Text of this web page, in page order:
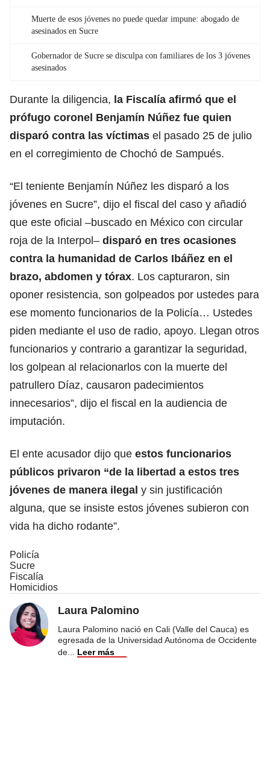
Muerte de esos jóvenes no puede quedar impune: abogado de
asesinados en Sucre
Gobernador de Sucre se disculpa con familiares de los 3 jóvenes
asesinados
Durante la diligencia, la Fiscalía afirmó que el
prófugo coronel Benjamín Núñez fue quien
disparó contra las víctimas el pasado 25 de julio
en el corregimiento de Chochó de Sampués.
“El teniente Benjamín Núñez les disparó a los
jóvenes en Sucre”, dijo el fiscal del caso y añadió
que este oficial –buscado en México con circular
roja de la Interpol– disparó en tres ocasiones
contra la humanidad de Carlos Ibáñez en el
brazo, abdomen y tórax. Los capturaron, sin
oponer resistencia, son golpeados por ustedes para
ese momento funcionarios de la Policía… Ustedes
piden mediante el uso de radio, apoyo. Llegan otros
funcionarios y contrario a garantizar la seguridad,
los golpean al relacionarlos con la muerte del
patrullero Díaz, causaron padecimientos
innecesarios”, dijo el fiscal en la audiencia de
imputación.
El ente acusador dijo que estos funcionarios
públicos privaron “de la libertad a estos tres
jóvenes de manera ilegal y sin justificación
alguna, que se insiste estos jóvenes subieron con
vida ha dicho rodante”.
Policía
Sucre
Fiscalía
Homicidios
Laura Palomino
Laura Palomino nació en Cali (Valle del Cauca) es
egresada de la Universidad Autónoma de Occidente
de
Leer más